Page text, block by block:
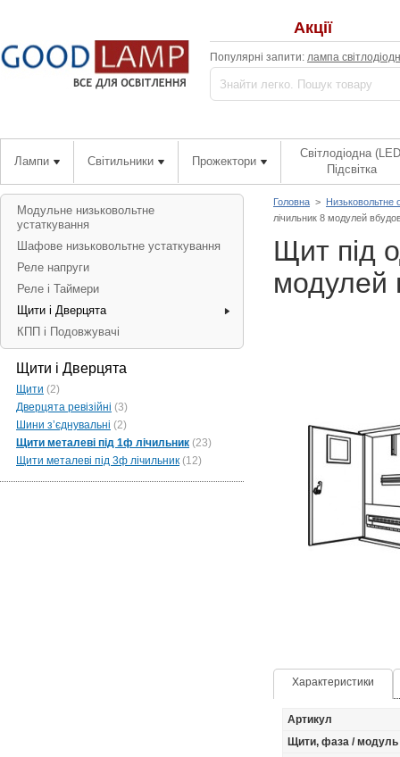
Акції
Популярні запити: лампа
Лампи Світильники Прожектори
Світлодіодна
Підсвітка
Головна > Низьковольтне
лічильник 8 модулей
Щит під
модулей
Характеристики
Артикул
Щити, фаза / модуль
Модульне низьковольтне
устаткування
Шафове низьковольтне устаткування
Реле напруги
Реле і Таймери
Щити і Дверцята
КПП і Подовжувачі
Щити і Дверцята
Щити (2)
Дверцята ревізійні (3)
Шини зʼєднувальні (2)
Щити металеві під 1ф лічильник (23)
Щити металеві під 3ф лічильник (12)